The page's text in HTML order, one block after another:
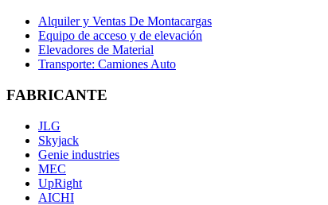
Alquiler y Ventas De Montacargas
Equipo de acceso y de elevación
Elevadores de Material
Transporte: Camiones Auto
FABRICANTE
JLG
Skyjack
Genie industries
MEC
UpRight
AICHI